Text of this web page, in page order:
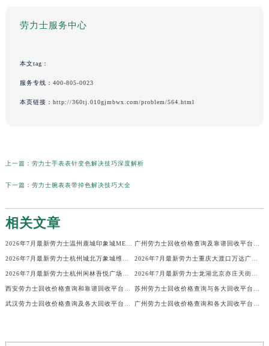
劳力士服务中心
本文tag：
服务专线： 400-805-0023
本页链接： http://360tj.010gjmbwx.com/problem/564.html
上一篇： 劳力士手表表针变色解决技巧深度解析
下一篇： 劳力士腕表表带掉色解决技巧大全
相关文章
2026年7月最新劳力士温州鹿城印象城MEGA维修保养服务电话 广州劳力士回收价格查询及靠谱回收平台实测排行(2026年7月最新)
2026年7月最新劳力士杭州城北万象城维修保养服务电话 2026年7月最新劳力士重庆大渡口万达广场维修保养服务电话
2026年7月最新劳力士杭州闲林吾悦广场维修保养服务电话 2026年7月最新劳力士龙湖北京亦庄天街经济技术开发区维修保养服务电话
西安劳力士回收价格查询和靠谱回收平台实测排行（2026年7月最新） 苏州劳力士回收价格查询与各大回收平台实测排行（2026年7月最新数据）
武汉劳力士回收价格查询及各大回收平台实测排行(2026年7月最新数据) 广州劳力士回收价格查询和各大回收平台实测排行(2026年7月最新数据)